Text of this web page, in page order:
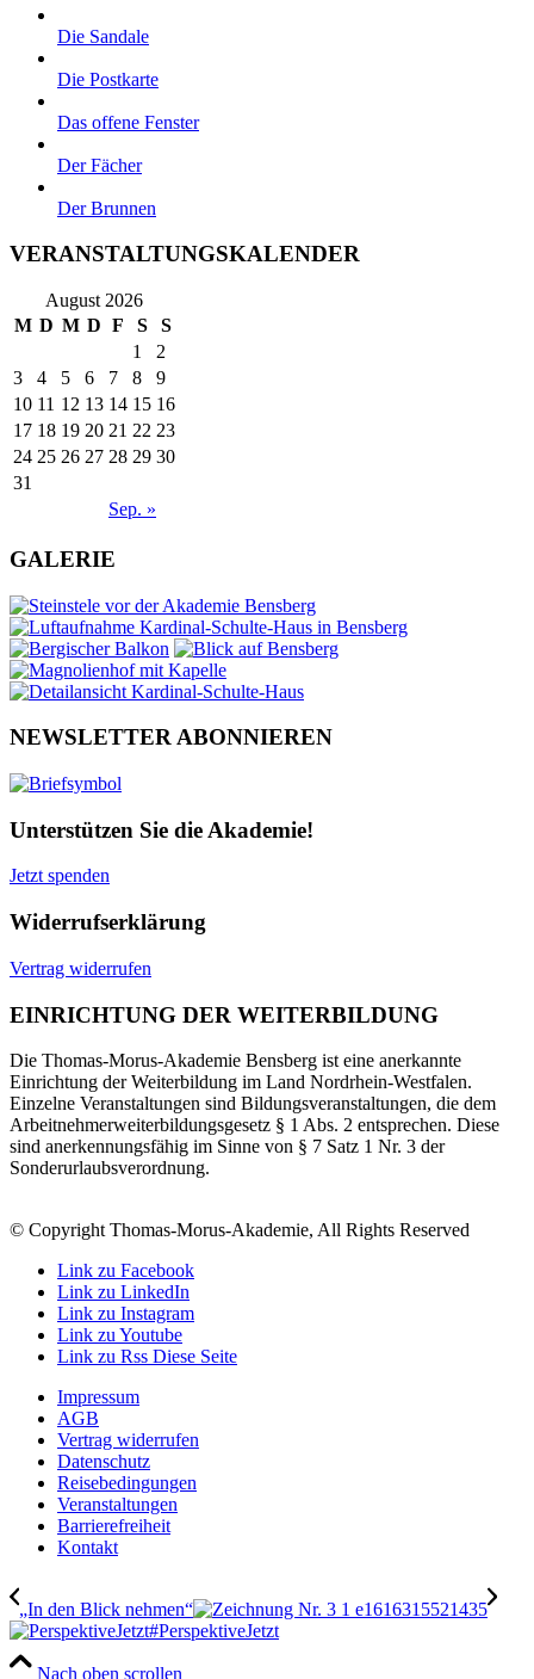
Die Sandale
Die Postkarte
Das offene Fenster
Der Fächer
Der Brunnen
VERANSTALTUNGSKALENDER
August 2026
M D M D F S S
Sep. »
1
2
3
4 5 6 7 8
9
10 11 12 13 14 15 16
17 18 19 20 21 22 23
24 25 26 27 28 29 30
31
GALERIE
NEWSLETTER ABONNIEREN
Unterstützen Sie die Akademie!
Jetzt spenden
Widerrufserklärung
Vertrag widerrufen
EINRICHTUNG DER WEITERBILDUNG
Die Thomas-Morus-Akademie Bensberg ist eine anerkannte
Einrichtung der Weiterbildung im Land Nordrhein-Westfalen.
Einzelne Veranstaltungen sind Bildungsveranstaltungen, die dem
Arbeitnehmerweiterbildungsgesetz § 1 Abs. 2 entsprechen. Diese
sind anerkennungsfähig im Sinne von § 7 Satz 1 Nr. 3 der
Sonderurlaubsverordnung.
© Copyright Thomas-Morus-Akademie, All Rights Reserved
Link zu Facebook
Link zu LinkedIn
Link zu Instagram
Link zu Youtube
Link zu Rss Diese Seite
Impressum
AGB
Vertrag widerrufen
Datenschutz
Reisebedingungen
Veranstaltungen
Barrierefreiheit
Kontakt
„In den Blick nehmen“
#PerspektiveJetzt
Nach oben scrollen